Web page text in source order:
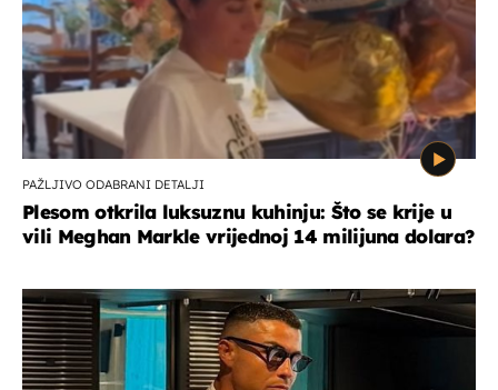
PAŽLJIVO ODABRANI DETALJI
Plesom otkrila luksuznu kuhinju: Što se krije u
vili Meghan Markle vrijednoj 14 milijuna dolara?